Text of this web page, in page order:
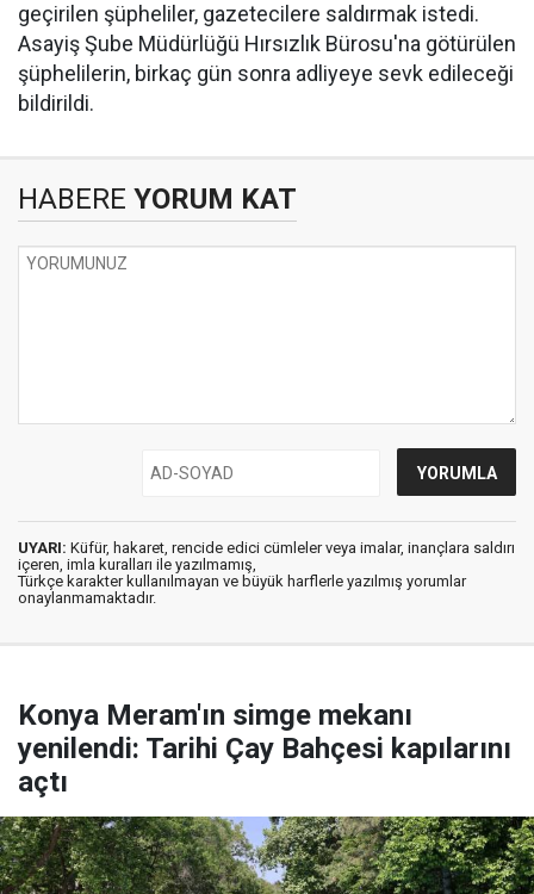
geçirilen şüpheliler, gazetecilere saldırmak istedi.
Asayiş Şube Müdürlüğü Hırsızlık Bürosu'na götürülen
şüphelilerin, birkaç gün sonra adliyeye sevk edileceği
bildirildi.
HABERE YORUM KAT
UYARI: Küfür, hakaret, rencide edici cümleler veya imalar, inançlara saldırı
içeren, imla kuralları ile yazılmamış,
Türkçe karakter kullanılmayan ve büyük harflerle yazılmış yorumlar
onaylanmamaktadır.
Konya Meram'ın simge mekanı
yenilendi: Tarihi Çay Bahçesi kapılarını
açtı